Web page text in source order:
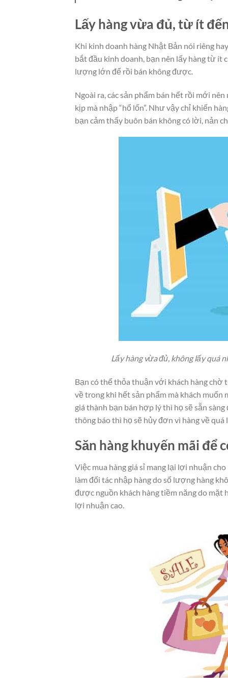
Lấy hàng vừa đủ, từ ít
Khi kinh doanh hàng Nhật Bản nói riêng
bắt đầu kinh doanh, bạn nên lấy hàng từ ít
lượng lớn để rồi bán không được.
Ngoài ra, các sản phẩm bán hết rồi mới
kịp mà nhập “hổ lốn”. Như vậy chỉ khiến
bạn cảm thấy buôn bán không có lời, nản
Lấy hàng vừa đủ, không lấy quá
Bạn có thể thỏa thuận với khách hàng chờ
về trong khi hết sản phẩm mà khách muốn
giá thành bạn bán hợp lý thì họ sẽ sẵn
thông báo thì họ sẽ hủy đơn vì hàng về quá
Săn hàng khuyến mãi để
Việc mua hàng giá sỉ mang lại lợi nhuận
làm đối tác nhập hàng do số lượng hàng
được nguồn khách hàng tiềm năng do mặt
lợi nhuận cao.